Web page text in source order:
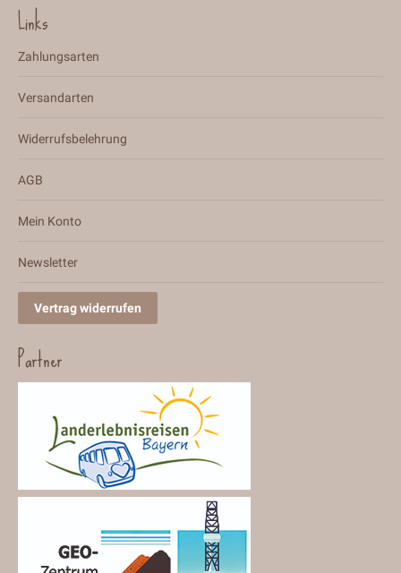
Links
Zahlungsarten
Versandarten
Widerrufsbelehrung
AGB
Mein Konto
Newsletter
Vertrag widerrufen
Partner